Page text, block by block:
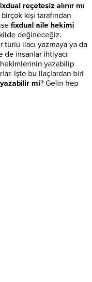
reçetesiz alınır mı
kişi tarafından
fixdual aile hekimi
değineceğiz.
ilacı yazmaya ya da
insanlar ihtiyacı
hekimlerinin yazabilip
İşte bu ilaçlardan biri
mi? Gelin hep